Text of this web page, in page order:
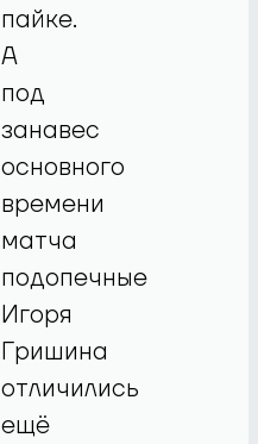
пайке.
А
под
занавес
основного
времени
матча
подопечные
Игоря
Гришина
отличились
ещё